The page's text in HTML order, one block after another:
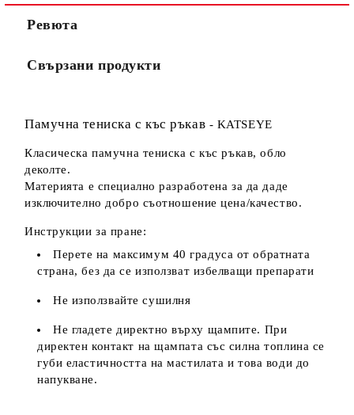
Ние ще се свържем с вас в рамките на работния ден.
Ревюта
Свързани продукти
Памучна тениска с къс ръкав - KATSEYE
Класическа памучна тениска с къс ръкав, обло
деколте.
Материята е специално разработена за да даде
изключително добро съотношение цена/качество.
Инструкции за пране:
Перете на максимум 40 градуса от обратната
страна, без да се използват избелващи препарати
Не използвайте сушилня
Не гладете директно върху щампите. При
директен контакт на щампата със силна топлина се
губи еластичността на мастилата и това води до
напукване.